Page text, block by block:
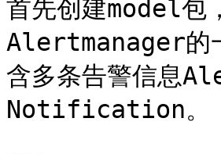
首先创建model包
Alertmanager的
含多条告警信息
Notification。